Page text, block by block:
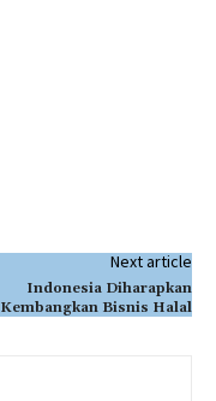
Next article
Indonesia Diharapkan
Kembangkan Bisnis Halal